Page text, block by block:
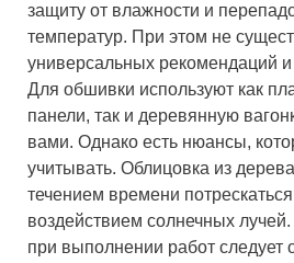
защиту от влажности и
температур. При этом не
универсальных рекомендаций
Для обшивки используют как
панели, так и деревянную
вами. Однако есть нюансы,
учитывать. Облицовка из
течением времени
воздействием солнечных
при выполнении работ следует